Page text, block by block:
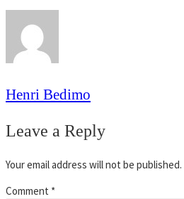
Henri Bedimo
Leave a Reply
Your email address will not be published.
Comment *